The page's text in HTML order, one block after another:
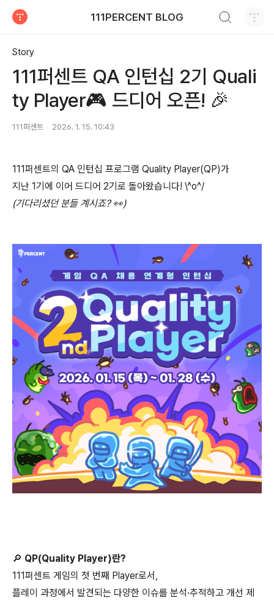
111PERCENT BLOG
Story
111퍼센트 QA 인턴십 2기 Quali
ty Player🎮 드디어 오픈! 🎉
111퍼센트 2026. 1. 15. 10:43
111퍼센트의 QA 인턴십 프로그램 Quality Player(QP)가
지난 1기에 이어 드디어 2기로 돌아왔습니다! \^o^/
(기다리셨던 분들 계시죠? 👀)
🔎 QP(Quality Player)란?
111퍼센트 게임의 첫 번째 Player로서,
플레이 과정에서 발견되는 다양한 이슈를 분석·추적하고 개선 제